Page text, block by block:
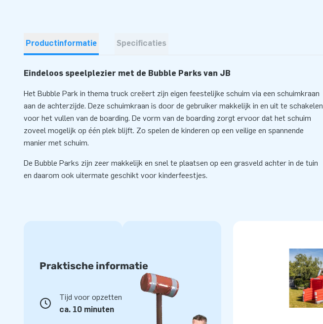
Productinformatie Specificaties
Eindeloos speelplezier met de Bubble Parks van JB
Het Bubble Park in thema truck creëert zijn eigen feestelijke schuim via een schuimkraan
aan de achterzijde. Deze schuimkraan is door de gebruiker makkelijk in en uit te schakelen
voor het vullen van de boarding. De vorm van de boarding zorgt ervoor dat het schuim
zoveel mogelijk op één plek blijft. Zo spelen de kinderen op een veilige en spannende
manier met schuim.
De Bubble Parks zijn zeer makkelijk en snel te plaatsen op een grasveld achter in de tuin
en daarom ook uitermate geschikt voor kinderfeestjes.
Praktische informatie
Tijd voor opzetten
ca. 10 minuten